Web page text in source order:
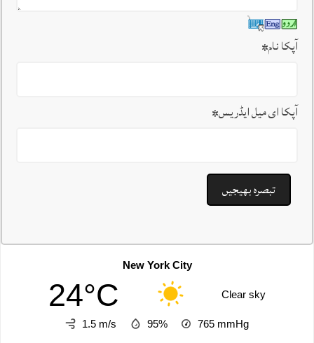
آپکا نام*
آپکا ای میل ایڈریس*
New York City
24°C Clear sky
1.5 m/s 95% 765 mmHg